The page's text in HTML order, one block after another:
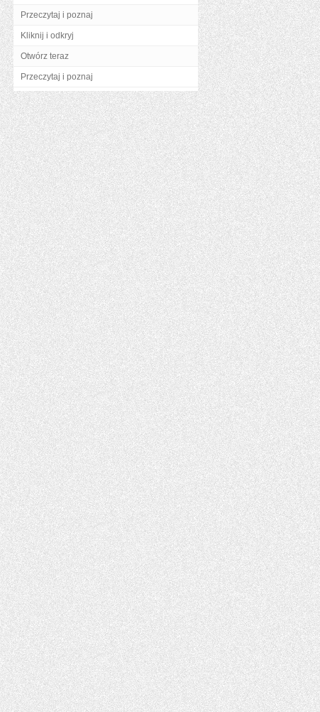
Przeczytaj i poznaj
Kliknij i odkryj
Otwórz teraz
Przeczytaj i poznaj